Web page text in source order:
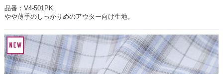
品番：V4-501PK
やや薄手のしっかりめのアウター向け生地。